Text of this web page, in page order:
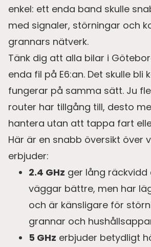
enkel: ett enda band skulle
med signaler, störningar och
grannars nätverk.
Tänk dig att alla bilar i
enda fil på E6:an. Det skulle bli
fungerar på samma sätt. Ju
router har tillgång till, desto
hantera utan att tappa fart
Här är en snabb översikt över
erbjuder:
2.4 GHz ger lång räckvidd
väggar bättre, men har
och är känsligare för
grannar och
5 GHz erbjuder betydligt